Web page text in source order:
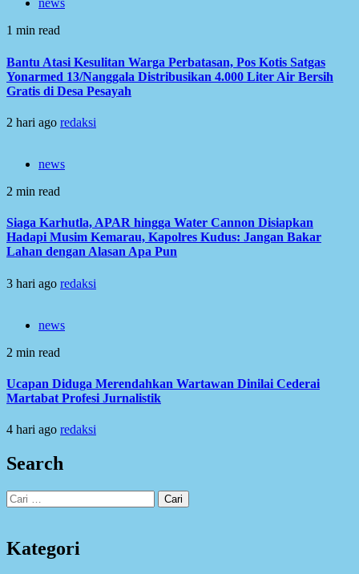
news
1 min read
Bantu Atasi Kesulitan Warga Perbatasan, Pos Kotis Satgas
Yonarmed 13/Nanggala Distribusikan 4.000 Liter Air Bersih
Gratis di Desa Pesayah
2 hari ago redaksi
news
2 min read
Siaga Karhutla, APAR hingga Water Cannon Disiapkan
Hadapi Musim Kemarau, Kapolres Kudus: Jangan Bakar
Lahan dengan Alasan Apa Pun
3 hari ago redaksi
news
2 min read
Ucapan Diduga Merendahkan Wartawan Dinilai Cederai
Martabat Profesi Jurnalistik
4 hari ago redaksi
Search
Cari
untuk:
Kategori